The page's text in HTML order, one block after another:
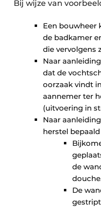
Bij wijze van
Een bouwheer
de badkamer
die vervolgens
Naar
dat de
oorzaak vindt
aannemer ter
(uitvoering in
Naar
herstel
de
De